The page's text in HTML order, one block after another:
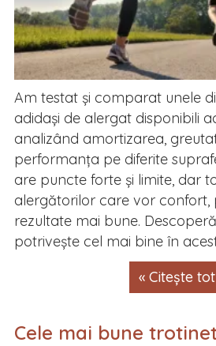
Am testat și comparat unele
adidași de alergat disponibili
analizând amortizarea,
performanța pe diferite
are puncte forte și limite, dar
alergătorilor care vor confort,
rezultate mai bune.
potrivește cel mai bine în
« Citește tot
Cele mai bune